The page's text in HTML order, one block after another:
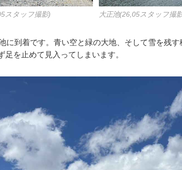
スタッフ撮影) 大正池(26,05スタッフ撮
に到着です。青い空と緑の大地、そして雪を残す
足を止めて見入ってしまいます。